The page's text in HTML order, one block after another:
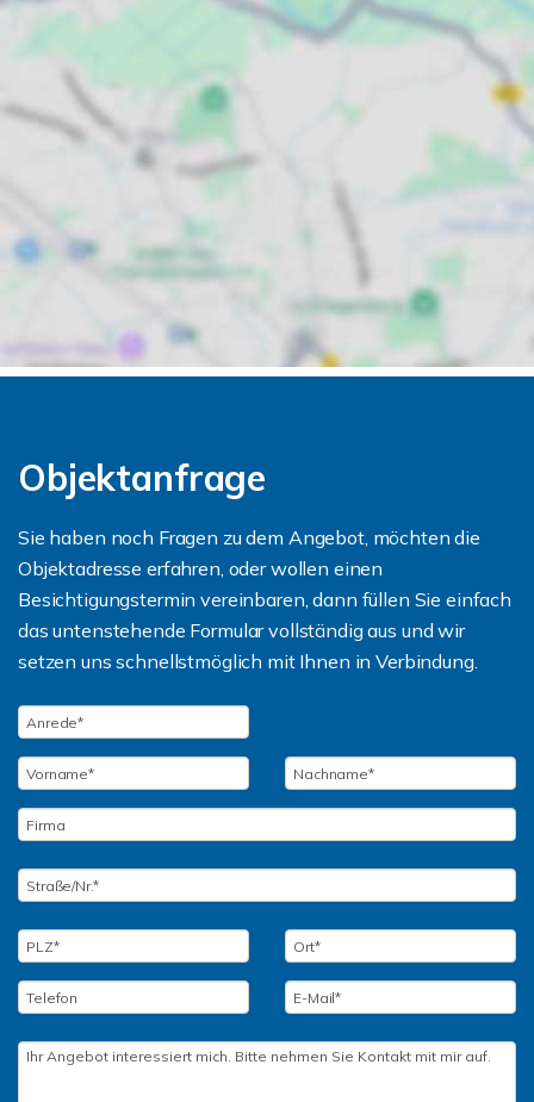
Objektanfrage
Sie haben noch Fragen zu dem Angebot, möchten die
Objektadresse erfahren, oder wollen einen
Besichtigungstermin vereinbaren, dann füllen Sie einfach
das untenstehende Formular vollständig aus und wir
setzen uns schnellstmöglich mit Ihnen in Verbindung.